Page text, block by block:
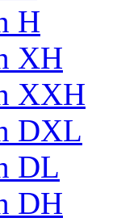
H
XH
XXH
DXL
DL
DH